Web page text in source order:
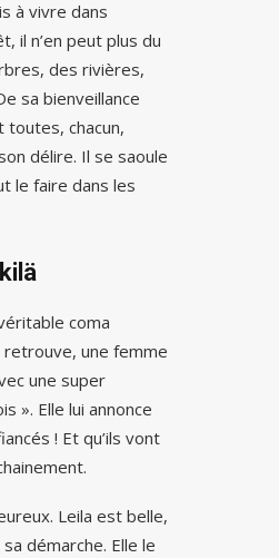
à vivre dans
il n’en peut plus du
des rivières,
sa bienveillance
chacun,
délire. Il se saoule
le faire dans les
coma
une femme
une super
». Elle lui annonce
! Et qu’ils vont
Leila est belle,
démarche. Elle le